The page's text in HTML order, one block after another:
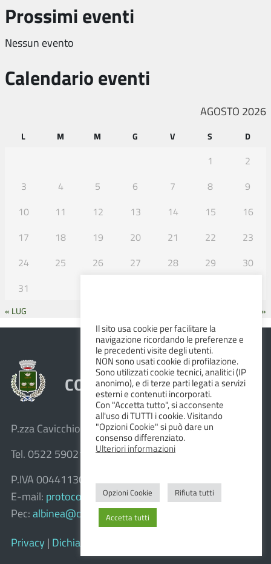
Prossimi eventi
Nessun evento
Calendario eventi
AGOSTO 2026
L M M G V S D
1
2
3
4 5 6 7 8
9
10
11 12 13 14 15
16
17
18 19 20 21 22
23
24
25 26 27 28 29
30
31
« LUG SET »
COMUNE DI ALBINEA
P.zza Cavicchioni, 8 – 42020 Albinea (R.E.)
Tel. 0522 590211 – Fax 0522 590236
P.IVA 00441130358
E-mail: protocollo@comune.albinea.re.it
Pec: albinea@cert.provincia.re.it
Privacy | Dichiarazione di accessibilità e feedback
Il sito usa cookie per facilitare la
navigazione ricordando le preferenze e
le precedenti visite degli utenti.
NON sono usati cookie di profilazione.
Sono utilizzati cookie tecnici, analitici (IP
anonimo), e di terze parti legati a servizi
esterni e contenuti incorporati.
Con "Accetta tutto", si acconsente
all'uso di TUTTI i cookie. Visitando
"Opzioni Cookie" si può dare un
consenso differenziato.
Ulteriori informazioni
Opzioni Cookie Rifiuta tutti
Accetta tutti